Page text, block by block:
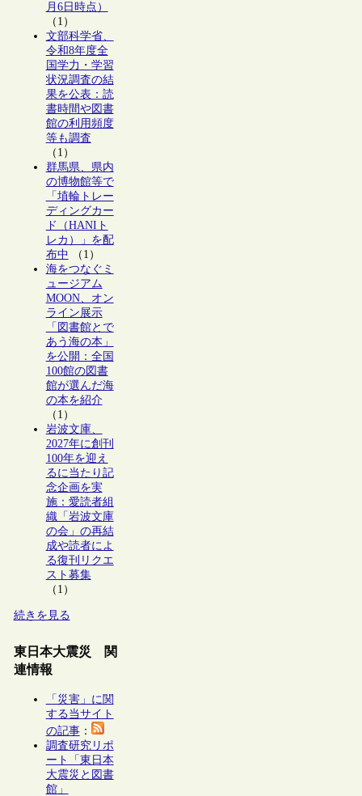
月6日時点）
（1）
文部科学省、
令和8年度全
国学力・学習
状況調査の結
果を公表：読
書時間や図書
館の利用頻度
等も調査
（1）
群馬県、県内
の博物館等で
「埴輪トレー
ディングカー
ド（HANIト
レカ）」を配
布中 （1）
海をつなぐミ
ュージアム
MOON、オン
ライン展示
「図書館とで
あう海の本」
を公開：全国
100館の図書
館が選んだ海
の本を紹介
（1）
岩波文庫、
2027年に創刊
100年を迎え
るに当たり記
念企画を実
施：愛読者組
織「岩波文庫
の会」の再結
成や読者によ
る復刊リクエ
スト募集
（1）
続きを見る
東日本大震災 関
連情報
「災害」に関
する当サイト
の記事：
調査研究リポ
ート「東日本
大震災と図書
館」